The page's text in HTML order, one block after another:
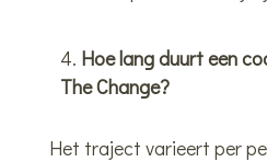
Hoe lang duurt een
The Change?
Het traject varieert per